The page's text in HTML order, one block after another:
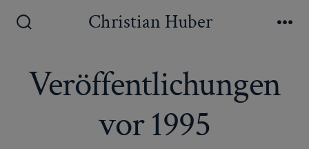
Inhalt
Christian Huber
Veröffentlichungen
vor 1995